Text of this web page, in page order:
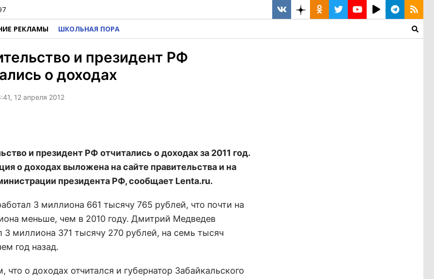
РЕКЛАМЫ ШКОЛЬНАЯ ПОРА
и президент РФ
о доходах
12 апреля 2012
и президент РФ отчитались о доходах за 2011 год.
о доходах выложена на сайте правительства и на
президента РФ, сообщает Lenta.ru.
3 миллиона 661 тысячу 765 рублей, что почти на
меньше, чем в 2010 году. Дмитрий Медведев
3 миллиона 371 тысячу 270 рублей, на семь тысяч
год назад.
что о доходах отчитался и губернатор Забайкальского